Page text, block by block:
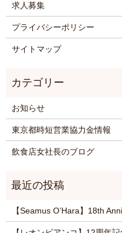
求人募集
プライバシーポリシー
サイトマップ
お知らせ
東京都時短営業協力金情報
飲食店女社長のブログ
【Seamus O’Hara】18th